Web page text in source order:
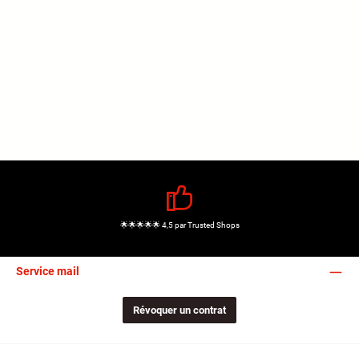
🌟🌟🌟🌟🌟 4,5 par Trusted Shops
Service mail
Révoquer un contrat